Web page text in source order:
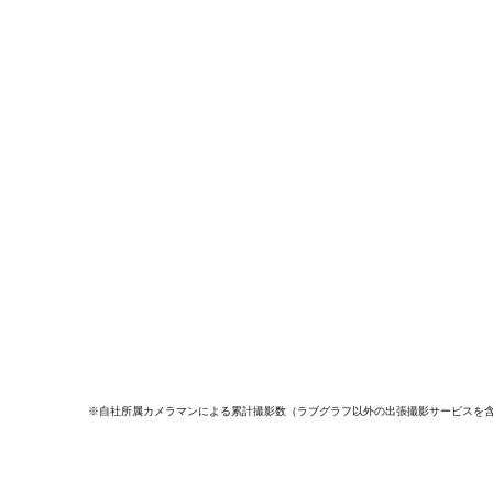
※自社所属カメラマンによる累計撮影数（ラブグラフ以外の出張撮影サービスを